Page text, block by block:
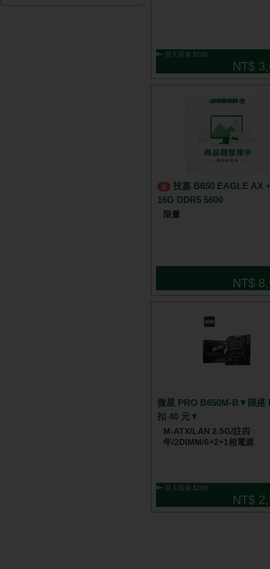
🔑 登入現省 $100
NT$
促
16G DDR5 5600
限量
NT$
微星 PRO B650M-B▼限搭
扣 40 元▼
M-ATX/LAN 2.5G/註四
年/2DIMM/6+2+1相電源
🔑 登入現省 $100
NT$